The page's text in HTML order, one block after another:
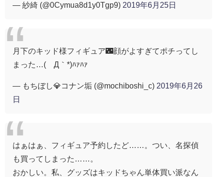
— 紗綺 (@0Cymua8d1y0Tgp9) 2019年6月25日
月下のキッド様フィギュア🌃顔がよすぎてポチってし
まった…(´Д｀*)ﾊｧﾊｧ
— もちぼし💎コナン垢 (@mochiboshi_c) 2019年6月26
日
はぁはぁ、フィギュア予約したど……。つい、名探偵
も買ってしまった……。
おかしい。私、グッズはキッドちゃん単体買い派なん